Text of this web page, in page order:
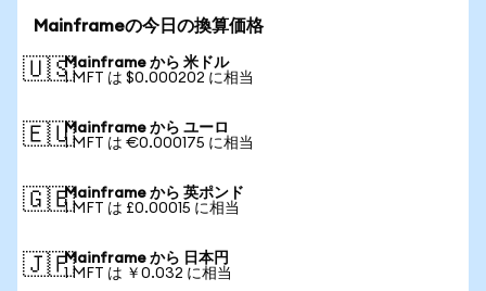
Mainframeの今日の換算価格
🇺🇸Mainframe から 米ドル
1 MFT は $0.000202 に相当
🇪🇺Mainframe から ユーロ
1 MFT は €0.000175 に相当
🇬🇧Mainframe から 英ポンド
1 MFT は £0.00015 に相当
🇯🇵Mainframe から 日本円
1 MFT は ￥0.032 に相当